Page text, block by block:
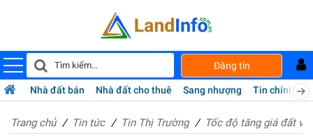
Đăng tin
Nhà đất bán Nhà đất cho thuê Sang nhượng Tin chính chủ
Trang chủ Tin tức Tin Thị Trường Tốc độ tăng giá đất